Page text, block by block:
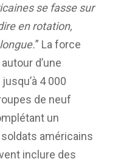
se fasse sur
en rotation,
” La force
d’une
4 000
de neuf
un
américains
inclure des